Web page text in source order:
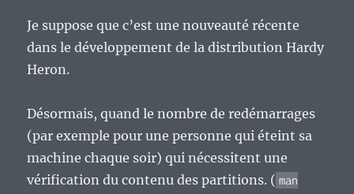
Je suppose que c’est une nouveauté récente
dans le développement de la distribution Hardy
Heron.
Désormais, quand le nombre de redémarrages
(par exemple pour une personne qui éteint sa
machine chaque soir) qui nécessitent une
vérification du contenu des partitions. ( man